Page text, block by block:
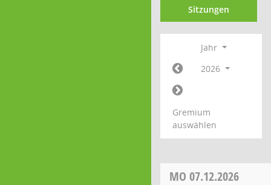
Sitzungen
Jahr
2026
Gremium
auswählen
MO 07.12.2026